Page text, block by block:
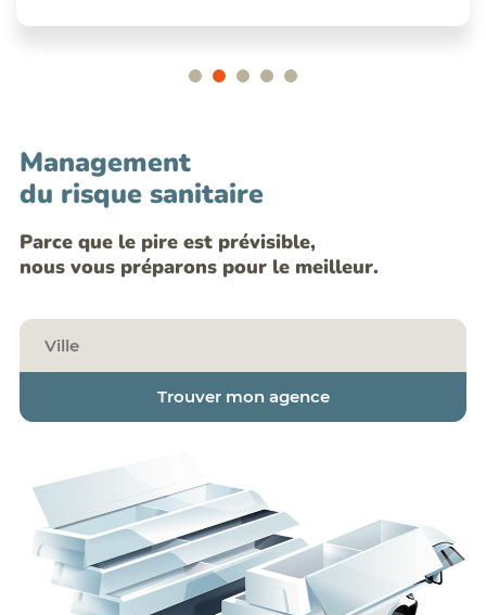
Management
du risque sanitaire
Parce que le pire est prévisible,
nous vous préparons pour le meilleur.
Trouver mon agence